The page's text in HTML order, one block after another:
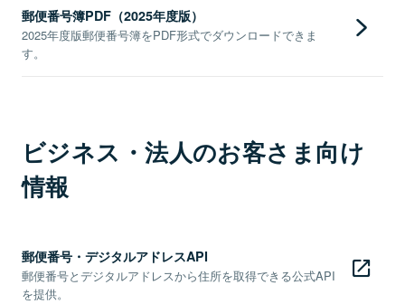
郵便番号簿PDF（2025年度版）
2025年度版郵便番号簿をPDF形式でダウンロードできま
す。
ビジネス・法人のお客さま向け
情報
郵便番号・デジタルアドレスAPI
郵便番号とデジタルアドレスから住所を取得できる公式API
を提供。